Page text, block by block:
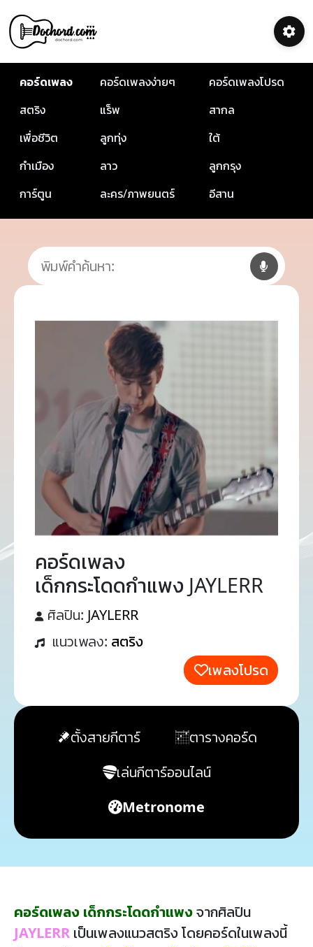
คอร์ดเพลง คอร์ดเพลงง่ายๆ
คอร์ดเพลงโปรด
สตริง
แร็พ
สากล
เพื่อชีวิต
ลูกทุ่ง
ใต้
กำเมือง
ลาว
ลูกกรุง
การ์ตูน
ละคร/ภาพยนตร์ อีสาน
คอร์ดเพลง
เด็กกระโดดกำแพง JAYLERR
ศิลปิน: JAYLERR
แนวเพลง: สตริง
เพลงโปรด
ตั้งสายกีตาร์
ตารางคอร์ด
เล่นกีตาร์ออนไลน์
Metronome
คอร์ดเพลง เด็กกระโดดกำแพงจากศิลปิน
JAYLERR เป็นเพลงแนวสตริง โดยคอร์ดในเพลงนี้